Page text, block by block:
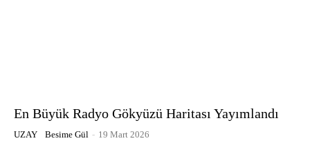
En Büyük Radyo Gökyüzü Haritası Yayımlandı
UZAY Besime Gül - 19 Mart 2026